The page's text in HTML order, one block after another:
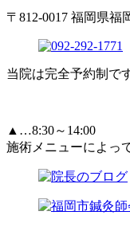
〒812-0017 福岡県福
当院は完全予約制で
▲…8:30～14:00
施術メニューによっ